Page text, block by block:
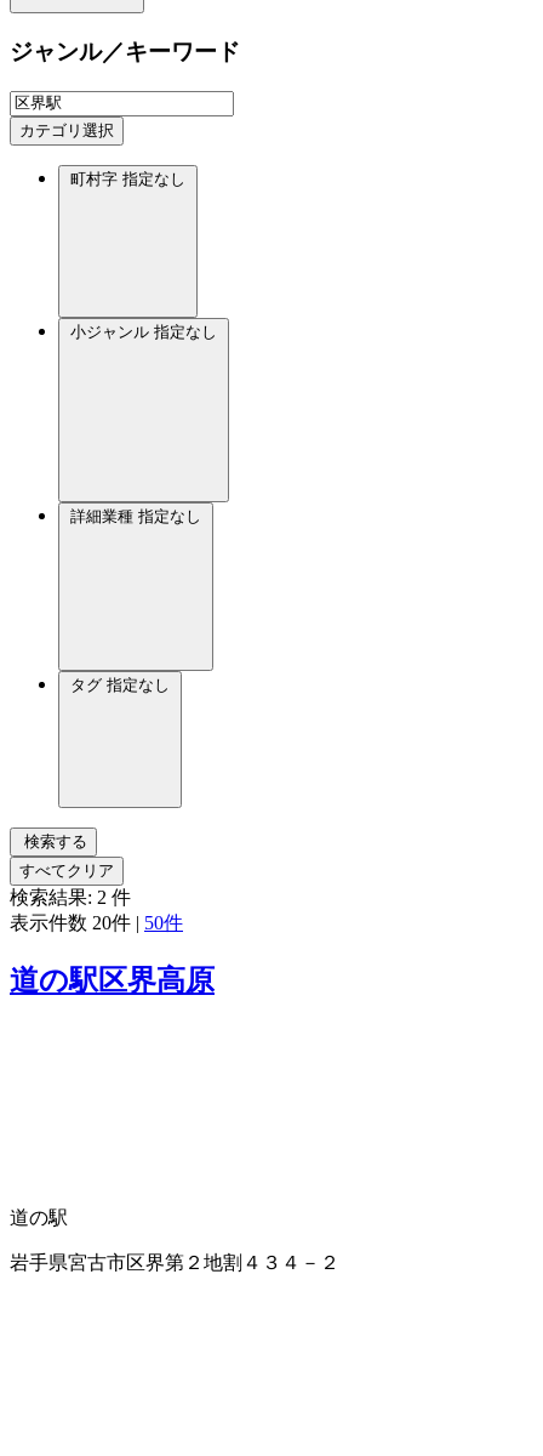
ジャンル／キーワード
カテゴリ選択
町村字 指定なし
小ジャンル 指定なし
詳細業種 指定なし
タグ 指定なし
検索する
すべてクリア
検索結果: 2 件
表示件数 20件 | 50件
道の駅区界高原
道の駅
岩手県宮古市区界第２地割４３４－２